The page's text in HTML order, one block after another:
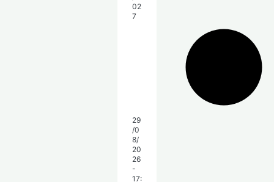
29
/0
8/
20
26
-
17: